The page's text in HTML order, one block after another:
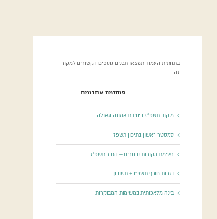
בתחתית העמוד תמצאו תכנים נוספים הקשורים למקור
זה
פוסטים אחרונים
מיקוד תשפ”ז ביחידת אמונה וגאולה
סמסטר ראשון בתיכון תשפז
רשימת מקורות נבחרים – הגבר תשפ”ז
בגרות חורף תשפ”ו + תשובון
בינה מלאכותית במשימות המבוקרות